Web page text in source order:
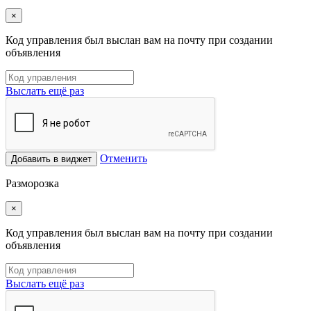
×
Код управления был выслан вам на почту при создании
объявления
Выслать ещё раз
Добавить в виджет Отменить
Разморозка
×
Код управления был выслан вам на почту при создании
объявления
Выслать ещё раз